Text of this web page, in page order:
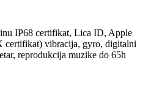
IP68 certifikat, Lica ID, Apple
certifikat) vibracija, gyro, digitalni
reprodukcija muzike do 65h